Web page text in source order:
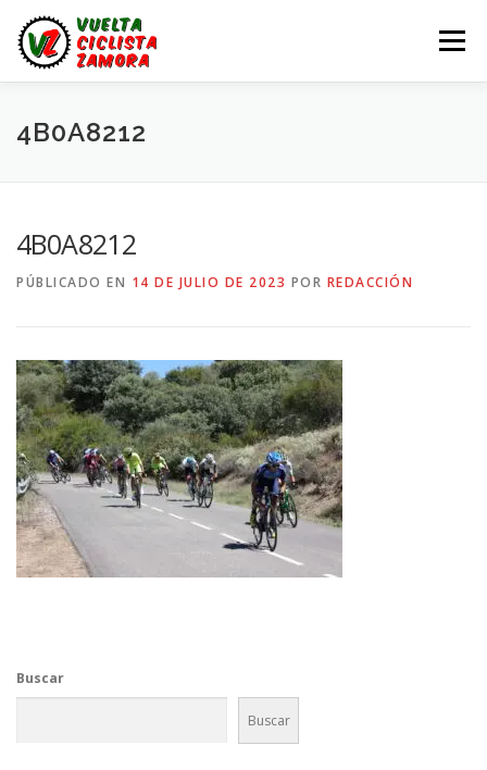
contenido
Menú
LA VUELTA ZAMORA
4B0A8212
4B0A8212
PÚBLICADO EN 14 DE JULIO DE 2023 POR REDACCIÓN
Buscar
Buscar